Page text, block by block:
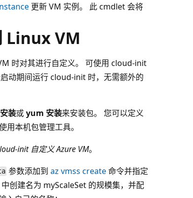
更新 VM 实例。 此 cmdlet 会将
Linux VM
时对其进行自定义。 可使用 cloud-init
动期间运行 cloud-init 时，无需额外的
装或yum 安装来安装包。 您可以定义
本机包管理工具。
init 自定义 Azure VM。
参数添加到az vmss create命令并指定
创建名为 myScaleSet 的规模集，并配